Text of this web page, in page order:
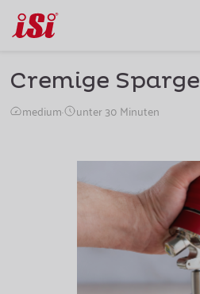
Cremige
medium· unter 30 Minuten